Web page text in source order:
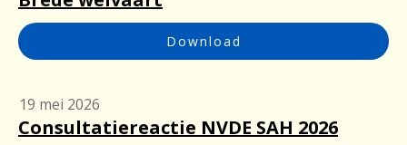
Download
19 mei 2026
Consultatiereactie NVDE SAH 2026